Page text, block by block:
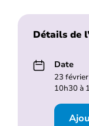
Détails de
Date
23
10h30 à